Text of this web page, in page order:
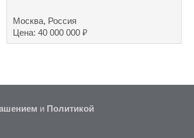
Москва, Россия
Цена: 40 000 000₽
и Политикой